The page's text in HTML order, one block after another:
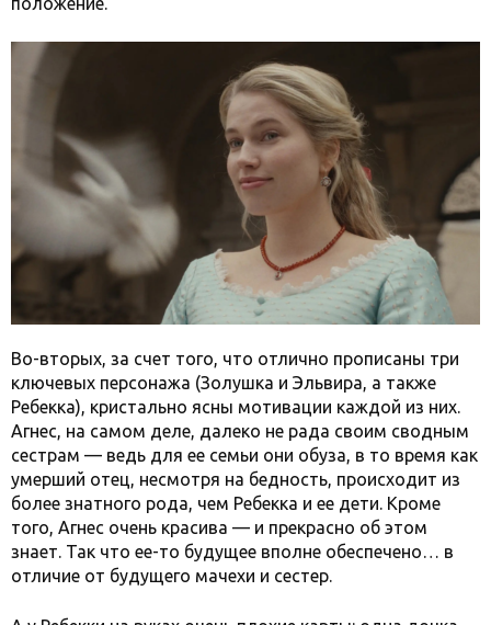
Во-вторых, за счет того, что отлично прописаны три
ключевых персонажа (Золушка и Эльвира, а также
Ребекка), кристально ясны мотивации каждой из них.
Агнес, на самом деле, далеко не рада своим сводным
сестрам — ведь для ее семьи они обуза, в то время как
умерший отец, несмотря на бедность, происходит из
более знатного рода, чем Ребекка и ее дети. Кроме
того, Агнес очень красива — и прекрасно об этом
знает. Так что ее-то будущее вполне обеспечено… в
отличие от будущего мачехи и сестер.